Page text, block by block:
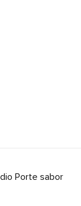
Porte sabor